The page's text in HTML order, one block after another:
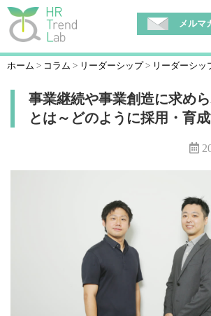
メルマ
ホーム コラム リーダーシップ リーダーシッ
事業継続や事業創造に求め
とは～どのように採用・育